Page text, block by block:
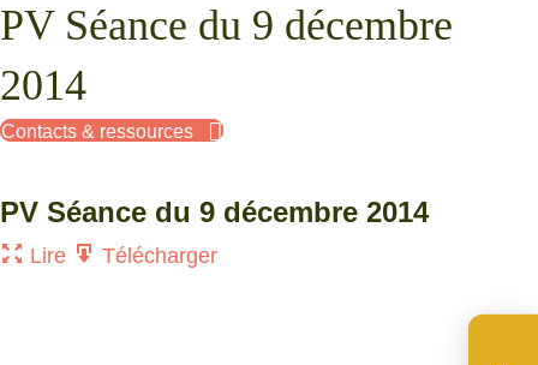
PV Séance du 9 décembre
2014
Contacts & ressources
PV Séance du 9 décembre 2014
Lire Télécharger